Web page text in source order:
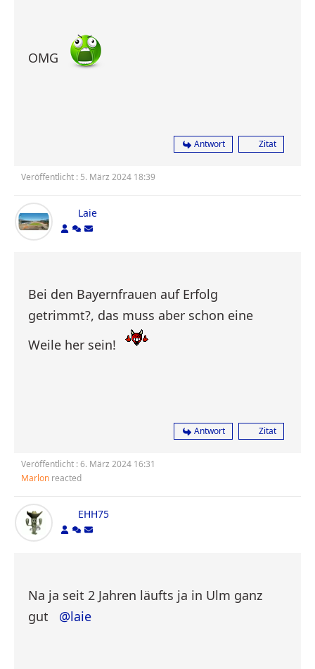
OMG
Antwort Zitat
Veröffentlicht : 5. März 2024 18:39
Laie
Bei den Bayernfrauen auf Erfolg
getrimmt?, das muss aber schon eine
Weile her sein!
Antwort Zitat
Veröffentlicht : 6. März 2024 16:31
Marlon reacted
EHH75
Na ja seit 2 Jahren läufts ja in Ulm ganz
gut @laie